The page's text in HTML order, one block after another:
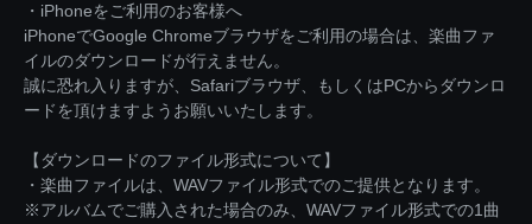
・iPhoneをご利用のお客様へ
iPhoneでGoogle Chromeブラウザをご利用の場合は、楽曲ファ
イルのダウンロードが行えません。
誠に恐れ入りますが、Safariブラウザ、もしくはPCからダウンロ
ードを頂けますようお願いいたします。
【ダウンロードのファイル形式について】
・楽曲ファイルは、WAVファイル形式でのご提供となります。
※アルバムでご購入された場合のみ、WAVファイル形式での1曲